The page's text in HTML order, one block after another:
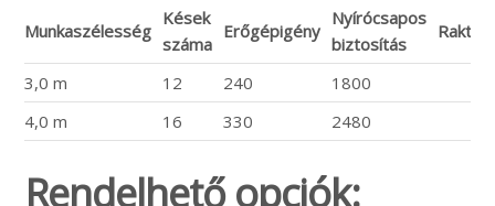
Munkaszélesség
Kések
száma
Erőgépigény
Nyírócsapos
biztosítás
3,0 m 12 240
1800
4,0 m
16 330 2480
Rendelhető opciók: